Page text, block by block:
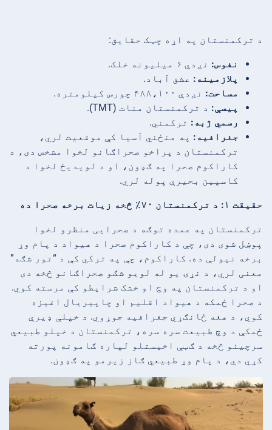
د ترکمنستان په اړه چټک حقایق:
نفوس: نږدې ۶ میلیونه خلک.
پلازمینه: عشق آباد.
مساحت: نږدې ۴۸۸،۱۰۰ چورس کیلومتره.
پیسې: د ترکمنستان منات (TMT).
رسمي ژبه: ترکمني.
جغرافیه: په منځني آسیا کې موقعیت لري،
ترکمنستان د پراخو صحراګانو لخوا مشخص دی، د
کاراکوم صحرا په ګډون، او د لویدیځ لخوا د
کاسپین بحیرې پوله لري.
حقیقت ۱: د ترکمنستان ۷۰٪ څخه زیات برخه صحرا ده
ترکمنستان په عمده توګه د صحرایی منظرو لخوا
پوښل شوی دی، چې د کاراکوم صحرا د هیواد د پام وړ
برخه نیولې ده. کاراکوم، چې په ترکي کې د “تور شګه”
معنی لري، د نړۍ یو له لویو شګو صحراګانو څخه دی
او د ترکمنستان په وچ او خشک شرایطو کې مرسته کوي.
د صحرا ځمکه د هیواد اقلیم او چاپیریال اغیزه
کوي، د هغه ځانګړي جغرافیه جوړوي. د خپلې ډیرې
ځمکې د وچ طبیعت سره سره، ترکمنستان د خپلو طبیعي
سرچینو څخه د ګټې اخیستلو لپاره ګامونه پورته
کړي دي، د پام وړ طبیعي ګاز زیرمو په ګډون.